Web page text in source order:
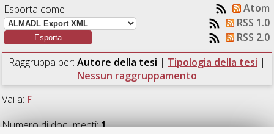
Esporta come
Atom
RSS 1.0
RSS 2.0
Raggruppa per: Autore della tesi | Tipologia della tesi |
Nessun raggruppamento
Vai a: F
Numero di documenti:1.